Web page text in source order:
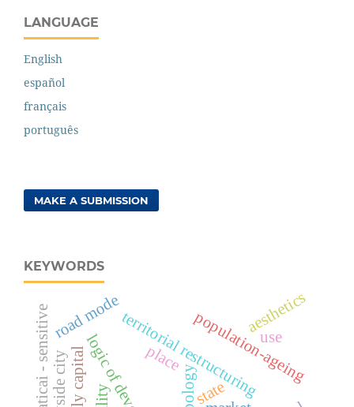
LANGUAGE
English
español
français
português
MAKE A SUBMISSION
KEYWORDS
territorial restructuring
road mode population-ageing
topology
praticai - sensitive aesthetics
state
place
use